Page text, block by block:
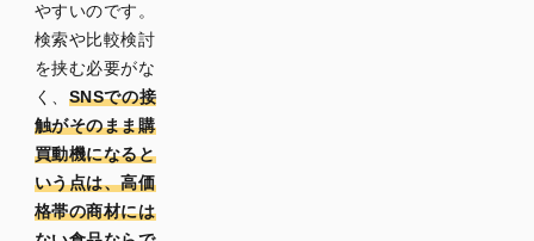
食品業
界のシ
動画制
作で
JPCが
選ばれ
る理由
やすいのです。
検索や比較検討
を挟む必要がな
く、 SNSでの接
触がそのまま購
買動機になると
いう点は、高価
格帯の商材には